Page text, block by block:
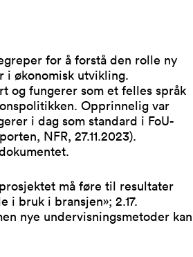
for å forstå den rolle ny
i økonomisk utvikling.
og fungerer som et felles språk
Opprinnelig var
i dag som standard i FoU-
NFR, 27.11.2023).
må føre til resultater
i bruk i bransjen»; 2.17.
nye undervisningsmetoder kan